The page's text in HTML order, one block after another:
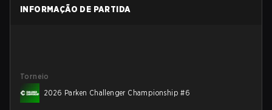
INFORMAÇÃO DE PARTIDA
Torneio
2026 Parken Challenger Championship #6